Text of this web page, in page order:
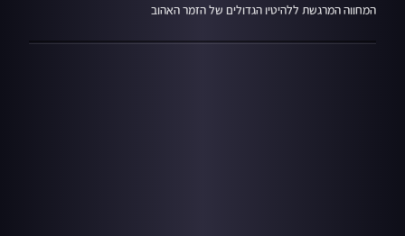
המחווה המרגשת ללהיטיו הגדולים של הזמר האהוב